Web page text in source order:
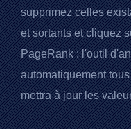
supprimez celles
et sortants et cliquez
PageRank: l'outil
automatiquement
mettra à jour les